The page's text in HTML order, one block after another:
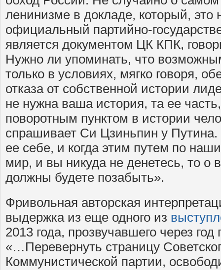
ленинизме в докладе, который, это
официальный партийно-
является документом ЦК КПК,
Нужно ли упоминать, что
только в условиях, мягко говоря,
отказа от собственной истории
не нужна ваша история, та ее
поворотным пунктом в истории
спрашивает Си Цзиньпин у
ее себе, и когда этим путем по
мир, и вы никуда не денетесь, то о
должны будете позабыть».
Фривольная авторская
выдержка из еще одного из
2013 года, прозвучавшего через
«…Перевернуть страницу
Коммунистической партии,